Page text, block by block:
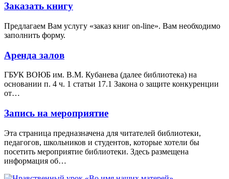
Заказать книгу
Предлагаем Вам услугу «заказ книг on-line». Вам необходимо
заполнить форму.
Аренда залов
ГБУК ВОЮБ им. В.М. Кубанева (далее библиотека) на
основании п. 4 ч. 1 статьи 17.1 Закона о защите конкуренции
от…
Запись на мероприятие
Эта страница предназначена для читателей библиотеки,
педагогов, школьников и студентов, которые хотели бы
посетить мероприятие библиотеки. Здесь размещена
информация об…